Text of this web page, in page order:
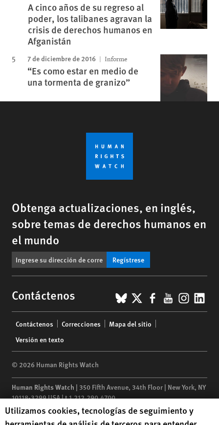
A cinco años de su regreso al
poder, los talibanes agravan la
crisis de derechos humanos en
Afganistán
7 de diciembre de 2016 Informe
“Es como estar en medio de
una tormenta de granizo”
Obtenga actualizaciones, en inglés,
sobre temas de derechos humanos en
el mundo
Regístrese
Contáctenos BlueSky
X Facebook
YouTube
menu
Contáctenos Correcciones
Mapa del sitio
Versión en texto
© 2026 Human Rights Watch
Human Rights Watch | 350 Fifth Avenue, 34th Floor | New York, NY
10118-3299USA|t1.212.290.4700
Human Rights Watchis a 501(C)(3) nonprofit registered in the US
Human Rights Watch cookie preferences
Utilizamos cookies, tecnologías de seguimiento y